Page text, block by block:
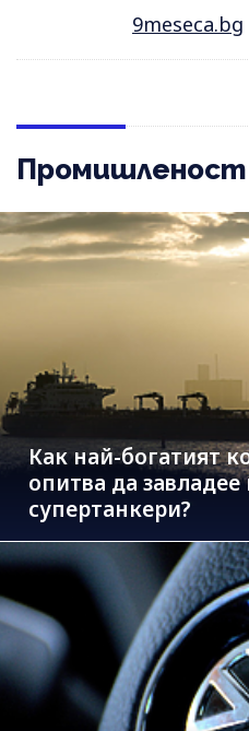
9meseca.bg
Промишленост
Как най-богатият
опитва да завладее
супертанкери?